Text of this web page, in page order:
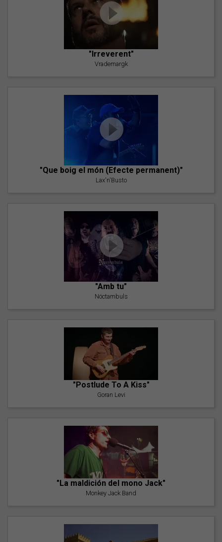
"Irreverent"
Vrademargk
"Que boig el món (Efecte permanent)"
Lax'n'Busto
"Amb tu"
Nöctambuls
"Postlude To A Kiss"
Goran Levi
"La maldición del mono Jack"
Monkey Jack Band